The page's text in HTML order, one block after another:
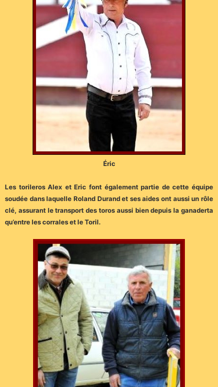
Éric
Les torileros Alex et Eric font également partie de cette équipe
soudée dans laquelle Roland Durand et ses aides ont aussi un rôle
clé, assurant le transport des toros aussi bien depuis la ganaderta
qu’entre les corrales et le Toril.